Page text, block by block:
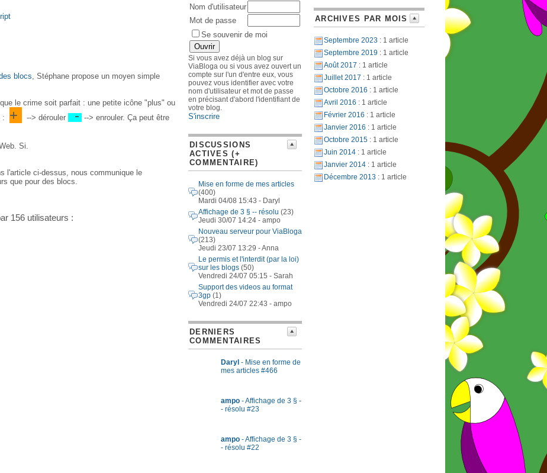
blocs , Stéphane propose un moyen simple
le crime soit parfait : une petite icône "plus" ou
:
+ --> dérouler - --> enrouler. Ça peut être
Si.
l'article ci-dessus, nous communique le
que pour des blocs.
156 utilisateurs :
Nom d'utilisateur
Mot de passe
Se souvenir de moi
Si vous avez déjà un blog sur
ViaBloga ou si vous avez ouvert un
compte sur l'un d'entre eux, vous
pouvez vous identifier avec votre
nom d'utilisateur et mot de passe
en précisant d'abord l'identifiant de
votre blog.
S'inscrire
DISCUSSIONS
ACTIVES (+
COMMENTAIRE)
Mise en forme de mes articles
(400)
Mardi 04/08 15:43 - Daryl
Affichage de 3 § -- résolu (23)
Jeudi 30/07 14:24 - ampo
Nouveau serveur pour ViaBloga
(213)
Jeudi 23/07 13:29 - Anna
Le permis et l'interdit (par la loi)
sur les blogs (50)
Vendredi 24/07 05:15 - Sarah
Support des videos au format
3gp (1)
Vendredi 24/07 22:43 - ampo
DERNIERS
COMMENTAIRES
Daryl - Mise en forme de
mes articles #466
ampo - Affichage de 3 § -
- résolu #23
ampo - Affichage de 3 § -
- résolu #22
ARCHIVES PAR MOIS
Septembre 2023 : 1 article
Septembre 2019 : 1 article
Août 2017 : 1 article
Juillet 2017 : 1 article
Octobre 2016 : 1 article
Avril 2016 : 1 article
Février 2016 : 1 article
Janvier 2016 : 1 article
Octobre 2015 : 1 article
Juin 2014 : 1 article
Janvier 2014 : 1 article
Décembre 2013 : 1 article